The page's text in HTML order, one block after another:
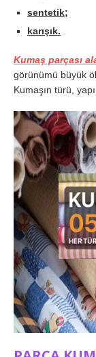
sentetik;
karışık.
Kumaş parçası
görünümü büyük
Kumaşın türü,